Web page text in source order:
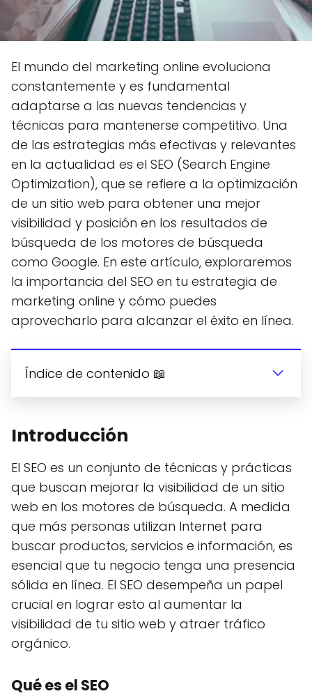
El mundo del marketing online evoluciona
constantemente y es fundamental
adaptarse a las nuevas tendencias y
técnicas para mantenerse competitivo. Una
de las estrategias más efectivas y relevantes
en la actualidad es el SEO (Search Engine
Optimization), que se refiere a la optimización
de un sitio web para obtener una mejor
visibilidad y posición en los resultados de
búsqueda de los motores de búsqueda
como Google. En este artículo, exploraremos
la importancia del SEO en tu estrategia de
marketing online y cómo puedes
aprovecharlo para alcanzar el éxito en línea.
Índice de contenido 📖
Introducción
El SEO es un conjunto de técnicas y prácticas
que buscan mejorar la visibilidad de un sitio
web en los motores de búsqueda. A medida
que más personas utilizan Internet para
buscar productos, servicios e información, es
esencial que tu negocio tenga una presencia
sólida en línea. El SEO desempeña un papel
crucial en lograr esto al aumentar la
visibilidad de tu sitio web y atraer tráfico
orgánico.
Qué es el SEO